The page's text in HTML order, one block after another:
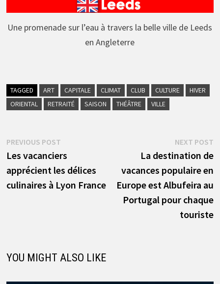
Une promenade sur l’eau à travers la belle ville de Leeds
en Angleterre
TAGGED ART CAPITALE CLIMAT CLUB CULTURE
HIVER
ORIENTAL
RETRAITÉ SAISON THÉÂTRE VILLE
Navigation
de
l’article
PREVIOUS POSTPrevious
post:
Les vacanciers
apprécient les délices
culinaires à Lyon France
NEXT POST
La destination de
vacances populaire en
Europe est Albufeira au
Portugal pour chaque
touriste
YOU MIGHT ALSO LIKE